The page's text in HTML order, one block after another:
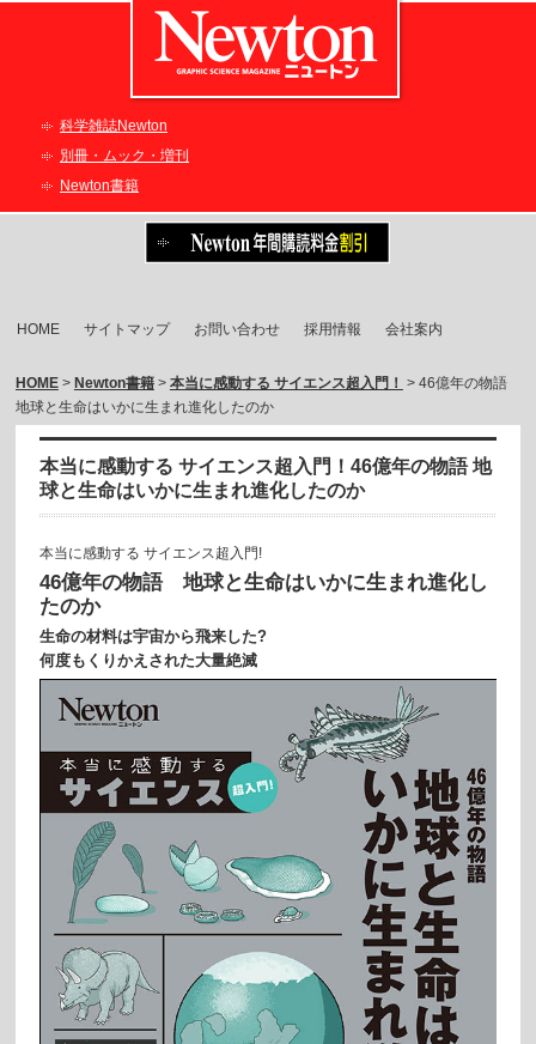
科学雑誌Newton
別冊・ムック・増刊
Newton書籍
HOME サイトマップ お問い合わせ 採用情報 会社案内
HOME> Newton書籍> 本当に感動する サイエンス超入門！ > 46億年の物語
地球と生命はいかに生まれ進化したのか
本当に感動する サイエンス超入門！46億年の物語 地
球と生命はいかに生まれ進化したのか
本当に感動する サイエンス超入門!
46億年の物語 地球と生命はいかに生まれ進化し
たのか
生命の材料は宇宙から飛来した?
何度もくりかえされた大量絶滅